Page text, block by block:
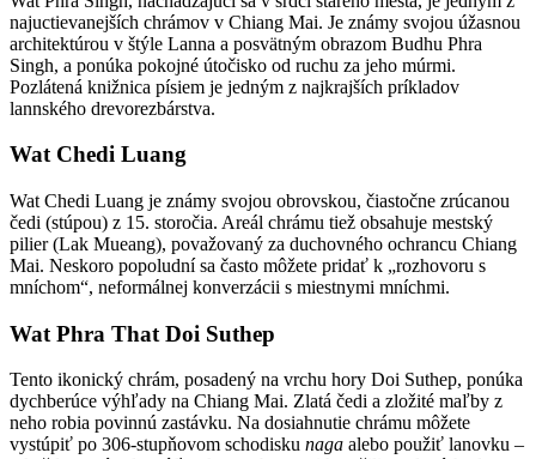
najuctievanejších chrámov v Chiang Mai. Je známy svojou úžasnou
architektúrou v štýle Lanna a posvätným obrazom Budhu Phra
Singh, a ponúka pokojné útočisko od ruchu za jeho múrmi.
Pozlátená knižnica písiem je jedným z najkrajších príkladov
lannského drevorezbárstva.
Wat Chedi Luang
Wat Chedi Luang je známy svojou obrovskou, čiastočne zrúcanou
čedi (stúpou) z 15. storočia. Areál chrámu tiež obsahuje mestský
pilier (Lak Mueang), považovaný za duchovného ochrancu Chiang
Mai. Neskoro popoludní sa často môžete pridať k „rozhovoru s
mníchom“, neformálnej konverzácii s miestnymi mníchmi.
Wat Phra That Doi Suthep
Tento ikonický chrám, posadený na vrchu hory Doi Suthep, ponúka
dychberúce výhľady na Chiang Mai. Zlatá čedi a zložité maľby z
neho robia povinnú zastávku. Na dosiahnutie chrámu môžete
vystúpiť po 306-stupňovom schodisku naga alebo použiť lanovku –